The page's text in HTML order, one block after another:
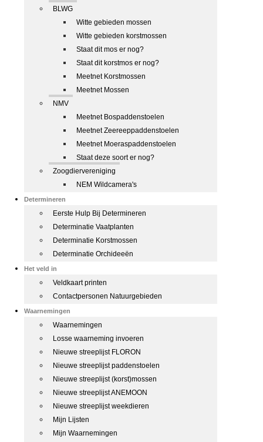
BLWG
Witte gebieden mossen
Witte gebieden korstmossen
Staat dit mos er nog?
Staat dit korstmos er nog?
Meetnet Korstmossen
Meetnet Mossen
NMV
Meetnet Bospaddenstoelen
Meetnet Zeereeppaddenstoelen
Meetnet Moeraspaddenstoelen
Staat deze soort er nog?
Zoogdiervereniging
NEM Wildcamera's
Determineren
Eerste Hulp Bij Determineren
Determinatie Vaatplanten
Determinatie Korstmossen
Determinatie Orchideeën
Het veld in
Veldkaart printen
Contactpersonen Natuurgebieden
Waarnemingen
Waarnemingen
Losse waarneming invoeren
Nieuwe streeplijst FLORON
Nieuwe streeplijst paddenstoelen
Nieuwe streeplijst (korst)mossen
Nieuwe streeplijst ANEMOON
Nieuwe streeplijst weekdieren
Mijn Lijsten
Mijn Waarnemingen